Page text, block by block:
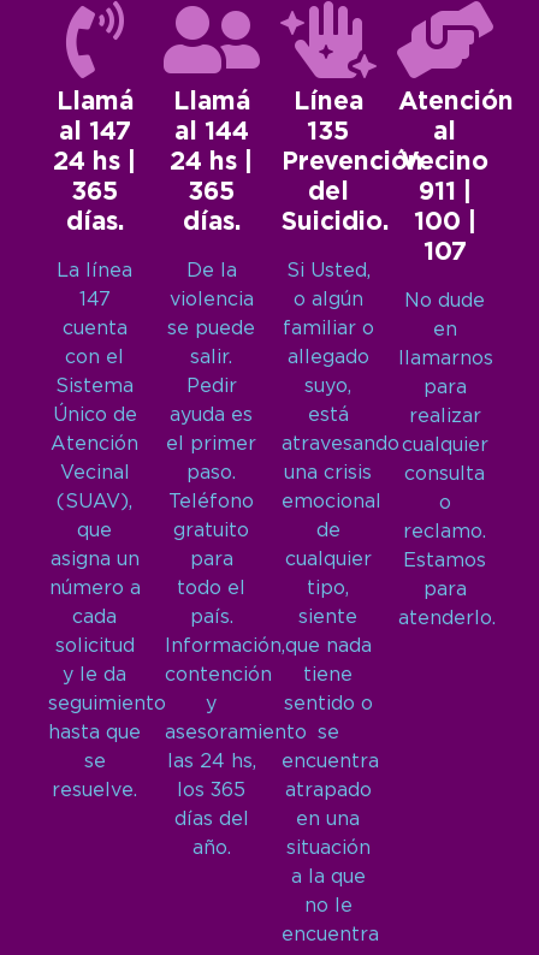
Llamá
al 147
24 hs |
365
días.
La línea
147
cuenta
con el
Sistema
Único de
Atención
Vecinal
(SUAV),
que
asigna un
número a
cada
solicitud
y le da
seguimiento
hasta que
se
resuelve.
Llamá
al 144
24 hs |
365
días.
De la
violencia
se puede
salir.
Pedir
ayuda es
el primer
paso.
Teléfono
gratuito
para
todo el
país.
Información,
contención
y
asesoramiento
las 24 hs,
los 365
días del
año.
Línea
135
Prevención
del
Suicidio.
Si Usted,
o algún
familiar o
allegado
suyo,
está
atravesando
una crisis
emocional
de
cualquier
tipo,
siente
que nada
tiene
sentido o
se
encuentra
atrapado
en una
situación
a la que
no le
encuentra
Atención
al
Vecino
911 |
100 |
107
No dude
en
llamarnos
para
realizar
cualquier
consulta
o
reclamo.
Estamos
para
atenderlo.